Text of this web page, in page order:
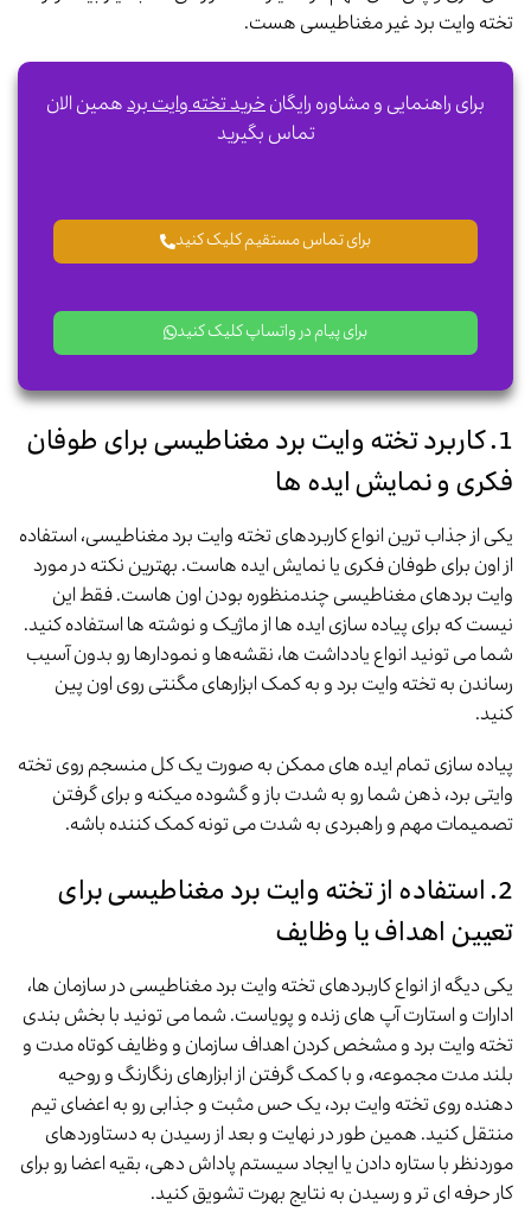
تخته وایت برد غیر مغناطیسی هست.
برای راهنمایی و مشاوره رایگانخرید تخته وایت بردهمین الان
تماس بگیرید
برای تماس مستقیم کلیک کنید
برای پیام در واتساپ کلیک کنید
1. کاربرد تخته وایت برد مغناطیسی برای طوفان
فکری و نمایش ایده ها
یکی از جذاب ترین انواع کاربردهای تخته وایت برد مغناطیسی، استفاده
از اون برای طوفان فکری یا نمایش ایده هاست. بهترین نکته در مورد
وایت بردهای مغناطیسی چندمنظوره بودن اون هاست. فقط این
نیست که برای پیاده سازی ایده ها از ماژیک و نوشته ها استفاده کنید.
شما می تونید انواع یادداشت ها، نقشه‌ها و نمودارها رو بدون آسیب
رساندن به تخته وایت برد و به کمک ابزارهای مگنتی روی اون پین
کنید.
پیاده سازی تمام ایده های ممکن به صورت یک کل منسجم روی تخته
وایتی برد، ذهن شما رو به شدت باز و گشوده میکنه و برای گرفتن
تصمیمات مهم و راهبردی به شدت می تونه کمک کننده باشه.
2. استفاده از تخته وایت برد مغناطیسی برای
تعیین اهداف یا وظایف
یکی دیگه از انواع کاربردهای تخته وایت برد مغناطیسی در سازمان ها،
ادارات و استارت آپ های زنده و پویاست. شما می تونید با بخش بندی
تخته وایت برد و مشخص کردن اهداف سازمان و وظایف کوتاه مدت و
بلند مدت مجموعه، و با کمک گرفتن از ابزارهای رنگارنگ و روحیه
دهنده روی تخته وایت برد، یک حس مثبت و جذابی رو به اعضای تیم
منتقل کنید. همین طور در نهایت و بعد از رسیدن به دستاوردهای
موردنظر با ستاره دادن یا ایجاد سیستم پاداش دهی، بقیه اعضا رو برای
کار حرفه ای تر و رسیدن به نتایج بهرت تشویق کنید.